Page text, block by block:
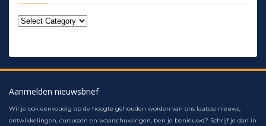
Aanmelden nieuwsbrief
Wil je ook eenvoudig op de hoogte gehouden worden van ons laatste nieuws,
ontwikkelingen, cursussen en waarschuwingen, ben je benieuwd? Schrijf je dan in